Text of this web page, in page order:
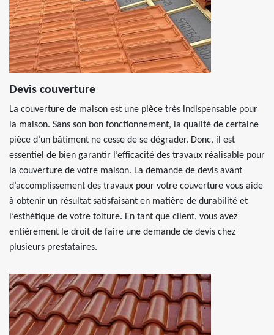
Devis couverture
La couverture de maison est une pièce très indispensable pour
la maison. Sans son bon fonctionnement, la qualité de certaine
pièce d’un bâtiment ne cesse de se dégrader. Donc, il est
essentiel de bien garantir l’efficacité des travaux réalisable pour
la couverture de votre maison. La demande de devis avant
d’accomplissement des travaux pour votre couverture vous aide
à obtenir un résultat satisfaisant en matière de durabilité et
l’esthétique de votre toiture. En tant que client, vous avez
entièrement le droit de faire une demande de devis chez
plusieurs prestataires.